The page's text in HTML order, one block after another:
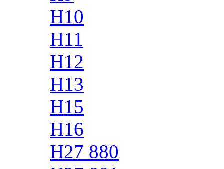
H10
H11
H12
H13
H15
H16
H27 880